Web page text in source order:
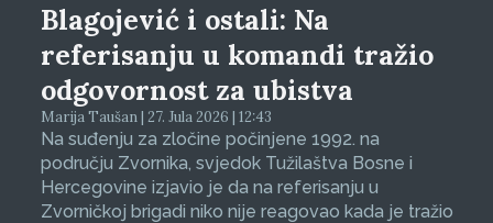
Blagojević i ostali: Na
referisanju u komandi tražio
odgovornost za ubistva
Marija Taušan | 27. Jula 2026 | 12:43
Na suđenju za zločine počinjene 1992. na
području Zvornika, svjedok Tužilaštva Bosne i
Hercegovine izjavio je da na referisanju u
Zvorničkoj brigadi niko nije reagovao kada je tražio